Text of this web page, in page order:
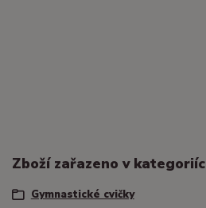
Zboží zařazeno v
Gymnastické cvičky